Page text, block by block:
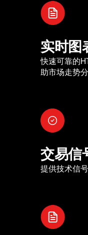
实时图
快速可靠的
助市场走势
交易信
提供技术信